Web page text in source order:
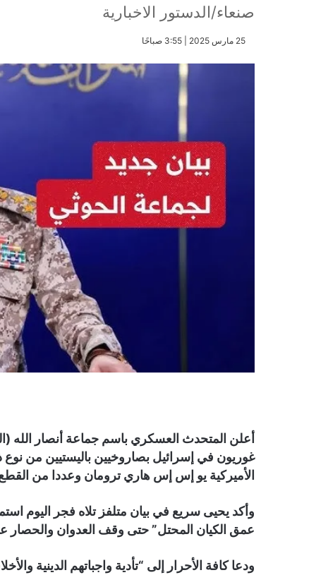
صنعاء/الدستور الاخبارية
​25 مارس 2025 | 3:55 صباحًا
أعلن المتحدث العسكري باسم جماعة أنصار الله
الأميركية يو إس إس هاري ترومان وعددا من القطع
وأكد يحيى سريع في بيان متلفز تلاه فجر اليوم
عمق الكيان المحتل” حتى وقف العدوان والحصار
ودعا كافة الأحرار إلى “تأدية واجباتهم الدينية